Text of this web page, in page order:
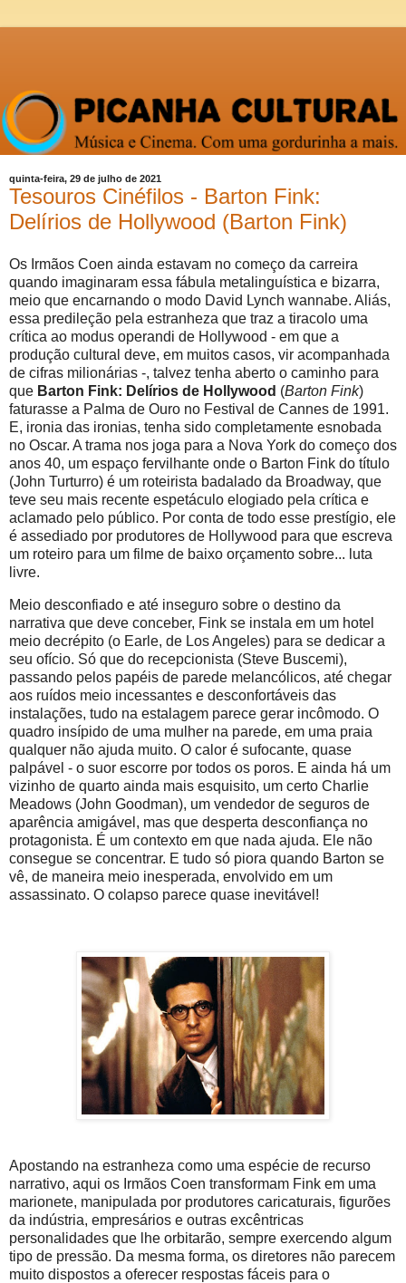
quinta-feira, 29 de julho de 2021
Tesouros Cinéfilos - Barton Fink:
Delírios de Hollywood (Barton Fink)
Os Irmãos Coen ainda estavam no começo da carreira
quando imaginaram essa fábula metalinguística e bizarra,
meio que encarnando o modo David Lynch wannabe. Aliás,
essa predileção pela estranheza que traz a tiracolo uma
crítica ao modus operandi de Hollywood - em que a
produção cultural deve, em muitos casos, vir acompanhada
de cifras milionárias -, talvez tenha aberto o caminho para
que Barton Fink: Delírios de Hollywood (Barton Fink)
faturasse a Palma de Ouro no Festival de Cannes de 1991.
E, ironia das ironias, tenha sido completamente esnobada
no Oscar. A trama nos joga para a Nova York do começo dos
anos 40, um espaço fervilhante onde o Barton Fink do título
(John Turturro) é um roteirista badalado da Broadway, que
teve seu mais recente espetáculo elogiado pela crítica e
aclamado pelo público. Por conta de todo esse prestígio, ele
é assediado por produtores de Hollywood para que escreva
um roteiro para um filme de baixo orçamento sobre... luta
livre.
Meio desconfiado e até inseguro sobre o destino da
narrativa que deve conceber, Fink se instala em um hotel
meio decrépito (o Earle, de Los Angeles) para se dedicar a
seu ofício. Só que do recepcionista (Steve Buscemi),
passando pelos papéis de parede melancólicos, até chegar
aos ruídos meio incessantes e desconfortáveis das
instalações, tudo na estalagem parece gerar incômodo. O
quadro insípido de uma mulher na parede, em uma praia
qualquer não ajuda muito. O calor é sufocante, quase
palpável - o suor escorre por todos os poros. E ainda há um
vizinho de quarto ainda mais esquisito, um certo Charlie
Meadows (John Goodman), um vendedor de seguros de
aparência amigável, mas que desperta desconfiança no
protagonista. É um contexto em que nada ajuda. Ele não
consegue se concentrar. E tudo só piora quando Barton se
vê, de maneira meio inesperada, envolvido em um
assassinato. O colapso parece quase inevitável!
Apostando na estranheza como uma espécie de recurso
narrativo, aqui os Irmãos Coen transformam Fink em uma
marionete, manipulada por produtores caricaturais, figurões
da indústria, empresários e outras excêntricas
personalidades que lhe orbitarão, sempre exercendo algum
tipo de pressão. Da mesma forma, os diretores não parecem
muito dispostos a oferecer respostas fáceis para o